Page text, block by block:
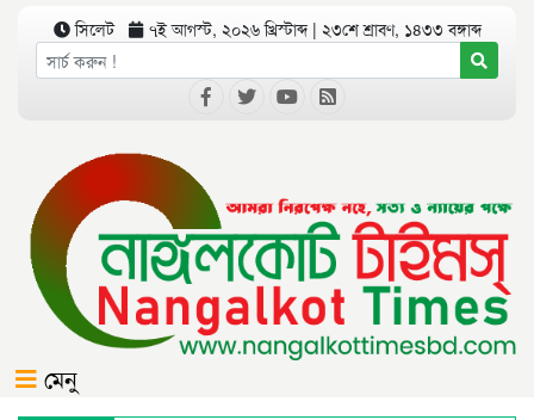
সিলেট ৭ই আগস্ট, ২০২৬ খ্রিস্টাব্দ | ২৩শে শ্রাবণ, ১৪৩৩ বঙ্গাব্দ
মেনু